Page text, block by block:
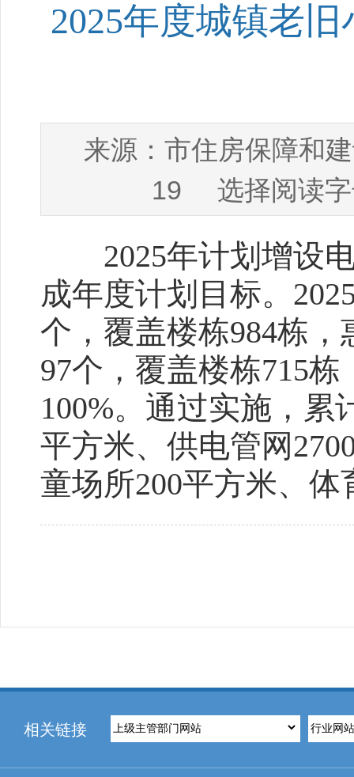
2025年度城镇老
来源： 市住房保障和
19 选择阅读
2025年计划增设电
成年度计划目标。
个，覆盖楼栋984栋
97个，覆盖楼栋715
100%。通过实施，累
平方米、供电管网
童场所200平方米、
相关链接